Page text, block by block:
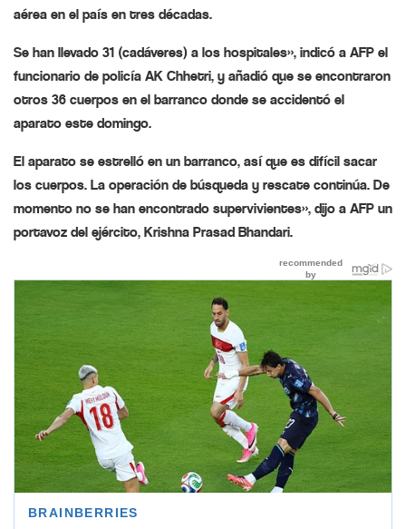
aérea en el país en tres décadas.
Se han llevado 31 (cadáveres) a los hospitales», indicó a AFP el
funcionario de policía AK Chhetri, y añadió que se encontraron
otros 36 cuerpos en el barranco donde se accidentó el
aparato este domingo.
El aparato se estrelló en un barranco, así que es difícil sacar
los cuerpos. La operación de búsqueda y rescate continúa. De
momento no se han encontrado supervivientes», dijo a AFP un
portavoz del ejército, Krishna Prasad Bhandari.